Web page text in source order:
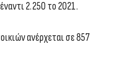
2.250 το 2021.
ανέρχεται σε 857